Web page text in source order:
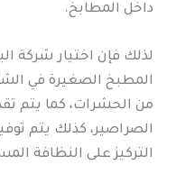
داخل المطابخ.
لذلك فإن اختيار شركة
المطبخ الصغيرة في
من الحشرات، كما يتم
الصراصير، كذلك يتم
التركيز على النظافة